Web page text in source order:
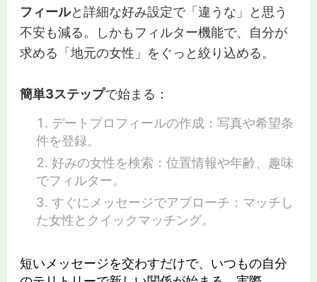
フィールと詳細な好み設定で「違うな」と思う
不安も減る。しかもフィルター機能で、自分が
求める「地元の女性」をぐっと絞り込める。
簡単3ステップで始まる：
デートプロフィールの作成：写真や希望条
件を登録。
好みの女性を検索：位置情報や年齢、趣味
でフィルター。
すぐにメッセージでアプローチ：マッチし
た女性とクイックマッチング。
短いメッセージを交わすだけで、いつもの自分